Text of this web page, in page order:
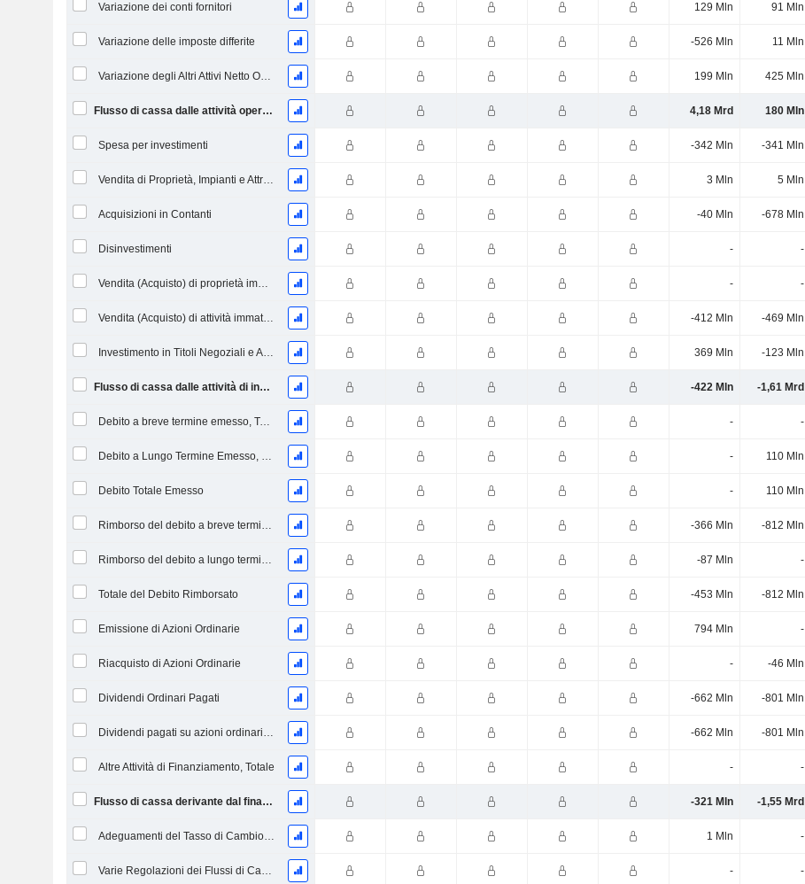
Variazione dei conti fornitori 129 Mln 91 Mln
Variazione delle imposte differite -526 Mln 11 Mln
Variazione degli Altri Attivi Netto Operativi 199 Mln 425 Mln
Flusso di cassa dalle attività operative 4,18 Mrd 180 Mln
Spesa per investimenti -342 Mln -341 Mln
Vendita di Proprietà, Impianti e Attrezzature 3 Mln 5 Mln
Acquisizioni in Contanti -40 Mln -678 Mln
Disinvestimenti - -
Vendita (Acquisto) di proprietà immobiliari - -
Vendita (Acquisto) di attività immateriali -412 Mln -469 Mln
Investimento in Titoli Negoziali e Azioni, Totale 369 Mln -123 Mln
Flusso di cassa dalle attività di investimento -422 Mln -1,61 Mrd
Debito a breve termine emesso, Totale - -
Debito a Lungo Termine Emesso, Totale - 110 Mln
Debito Totale Emesso - 110 Mln
Rimborso del debito a breve termine, totale -366 Mln -812 Mln
Rimborso del debito a lungo termine, totale -87 Mln -
Totale del Debito Rimborsato -453 Mln -812 Mln
Emissione di Azioni Ordinarie 794 Mln -
Riacquisto di Azioni Ordinarie - -46 Mln
Dividendi Ordinari Pagati -662 Mln -801 Mln
Dividendi pagati su azioni ordinarie e privilegiate -662 Mln -801 Mln
Altre Attività di Finanziamento, Totale - -
Flusso di cassa derivante dal finanziamento -321 Mln -1,55 Mrd
Adeguamenti del Tasso di Cambio Estero 1 Mln -
Varie Regolazioni dei Flussi di Cassa - -